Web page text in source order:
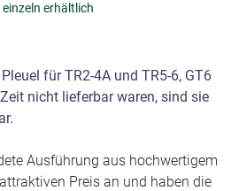
erhältlich
für TR2-4A und TR5-6, GT6
nicht lieferbar waren, sind sie
Ausführung aus hochwertigem
Preis an und haben die